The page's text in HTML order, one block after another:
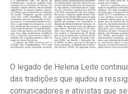
O legado de Helena Leite
das tradições que ajudou a
comunicadores e ativistas que